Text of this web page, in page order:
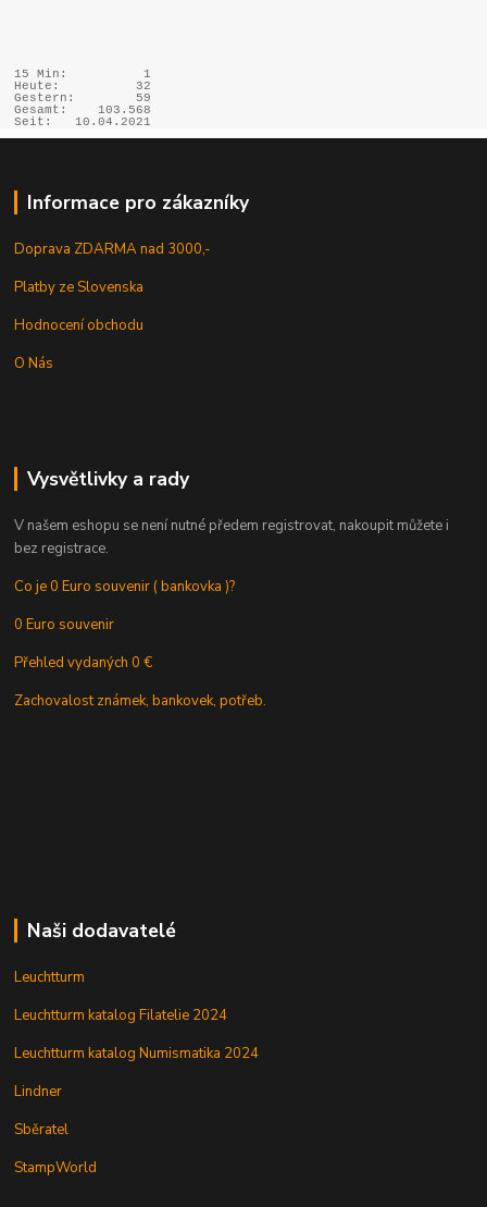
15 Min:
1
Heute:
32
Gestern:
59
Gesamt:
103.568
Seit:
10.04.2021
Informace pro zákazníky
Doprava ZDARMA nad 3000,-
Platby ze Slovenska
Hodnocení obchodu
O Nás
Vysvětlivky a rady
V našem eshopu se není nutné předem registrovat, nakoupit můžete i
bez registrace.
Co je 0 Euro souvenir ( bankovka )?
0 Euro souvenir
Přehled vydaných 0 €
Zachovalost známek, bankovek, potřeb.
Naši dodavatelé
Leuchtturm
Leuchtturm katalog Filatelie 2024
Leuchtturm katalog Numismatika 2024
Lindner
Sběratel
StampWorld